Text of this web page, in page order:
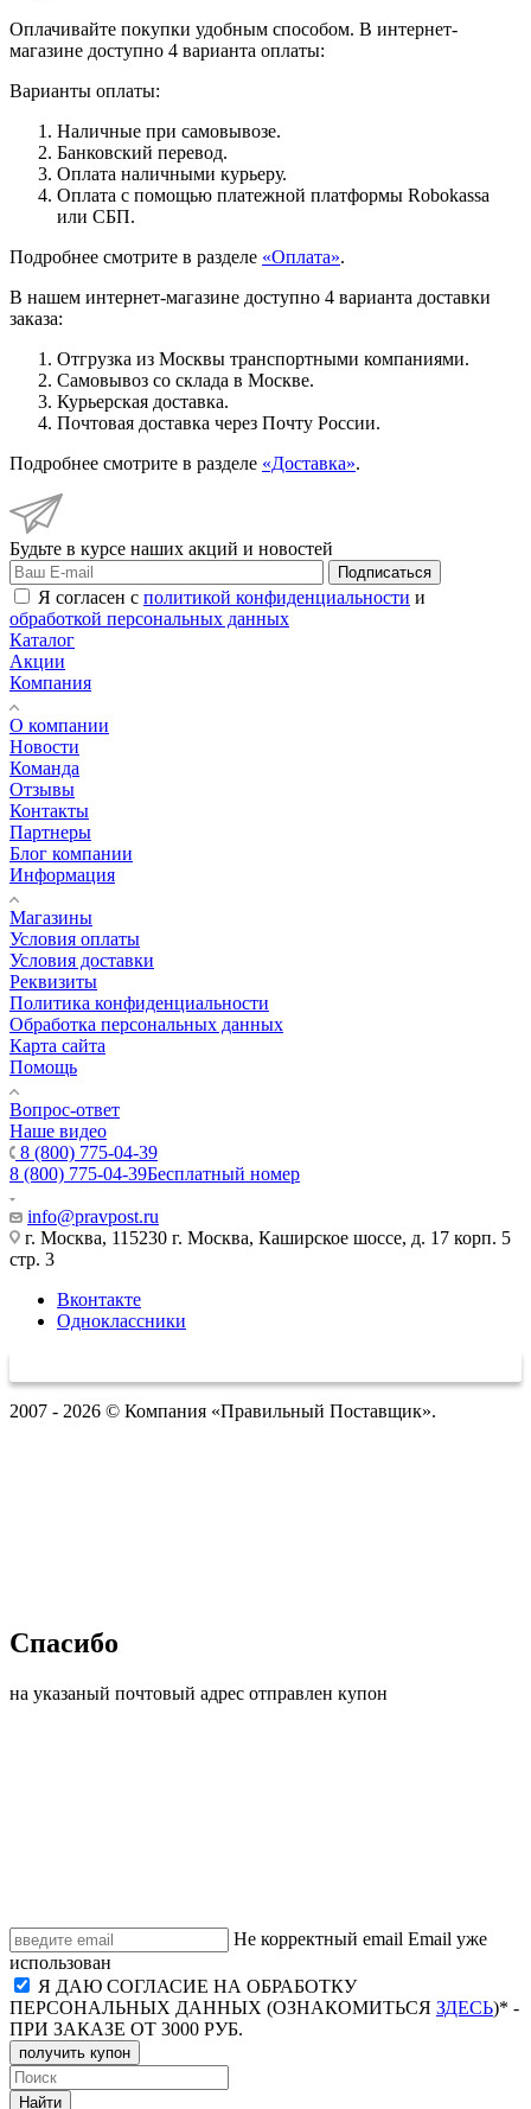
Оплачивайте покупки удобным способом. В интернет-
магазине доступно 4 варианта оплаты:
Варианты оплаты:
Наличные при самовывозе.
Банковский перевод.
Оплата наличными курьеру.
Оплата с помощью платежной платформы Robokassa
или СБП.
Подробнее смотрите в разделе «Оплата».
В нашем интернет-магазине доступно 4 варианта доставки
заказа:
Отгрузка из Москвы транспортными компаниями.
Самовывоз со склада в Москве.
Курьерская доставка.
Почтовая доставка через Почту России.
Подробнее смотрите в разделе «Доставка».
Будьте в курсе наших акций и новостей
Подписаться
Я согласен с политикой конфиденциальности и
обработкой персональных данных
Каталог
Акции
Компания
О компании
Новости
Команда
Отзывы
Контакты
Партнеры
Блог компании
Информация
Магазины
Условия оплаты
Условия доставки
Реквизиты
Политика конфиденциальности
Обработка персональных данных
Карта сайта
Помощь
Вопрос-ответ
Наше видео
8 (800) 775-04-39
8 (800) 775-04-39Бесплатный номер
info@pravpost.ru
г. Москва, 115230 г. Москва, Каширское шоссе, д. 17 корп. 5
стр. 3
Вконтакте
Одноклассники
2007 - 2026 © Компания «Правильный Поставщик».
Спасибо
на указаный почтовый адрес отправлен купон
Не корректный email Email уже
использован
Я ДАЮ СОГЛАСИЕ НА ОБРАБОТКУ
ПЕРСОНАЛЬНЫХ ДАННЫХ (ОЗНАКОМИТЬСЯ ЗДЕСЬ)* -
ПРИ ЗАКАЗЕ ОТ 3000 РУБ.
получить купон
Найти